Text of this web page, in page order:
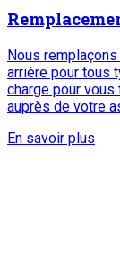
Nous
arrière pour tous
charge pour
auprès de votre
En savoir plus